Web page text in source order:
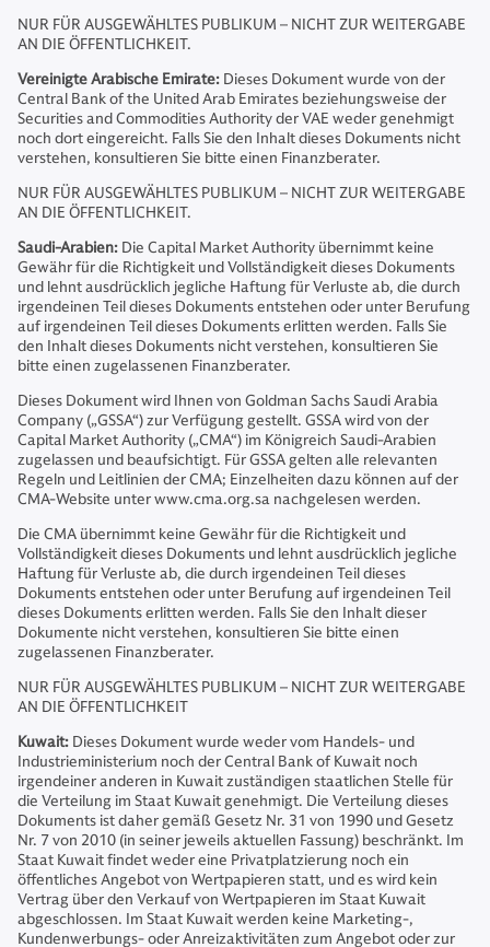
NUR FÜR AUSGEWÄHLTES PUBLIKUM – NICHT ZUR WEITERGABE
AN DIE ÖFFENTLICHKEIT.
Vereinigte Arabische Emirate: Dieses Dokument wurde von der
Central Bank of the United Arab Emirates beziehungsweise der
Securities and Commodities Authority der VAE weder genehmigt
noch dort eingereicht. Falls Sie den Inhalt dieses Dokuments nicht
verstehen, konsultieren Sie bitte einen Finanzberater.
NUR FÜR AUSGEWÄHLTES PUBLIKUM – NICHT ZUR WEITERGABE
AN DIE ÖFFENTLICHKEIT.
Saudi-Arabien: Die Capital Market Authority übernimmt keine
Gewähr für die Richtigkeit und Vollständigkeit dieses Dokuments
und lehnt ausdrücklich jegliche Haftung für Verluste ab, die durch
irgendeinen Teil dieses Dokuments entstehen oder unter Berufung
auf irgendeinen Teil dieses Dokuments erlitten werden. Falls Sie
den Inhalt dieses Dokuments nicht verstehen, konsultieren Sie
bitte einen zugelassenen Finanzberater.
Dieses Dokument wird Ihnen von Goldman Sachs Saudi Arabia
Company („GSSA“) zur Verfügung gestellt. GSSA wird von der
Capital Market Authority („CMA“) im Königreich Saudi-Arabien
zugelassen und beaufsichtigt. Für GSSA gelten alle relevanten
Regeln und Leitlinien der CMA; Einzelheiten dazu können auf der
CMA-Website unter www.cma.org.sa nachgelesen werden.
Die CMA übernimmt keine Gewähr für die Richtigkeit und
Vollständigkeit dieses Dokuments und lehnt ausdrücklich jegliche
Haftung für Verluste ab, die durch irgendeinen Teil dieses
Dokuments entstehen oder unter Berufung auf irgendeinen Teil
dieses Dokuments erlitten werden. Falls Sie den Inhalt dieser
Dokumente nicht verstehen, konsultieren Sie bitte einen
zugelassenen Finanzberater.
NUR FÜR AUSGEWÄHLTES PUBLIKUM – NICHT ZUR WEITERGABE
AN DIE ÖFFENTLICHKEIT
Kuwait: Dieses Dokument wurde weder vom Handels- und
Industrieministerium noch der Central Bank of Kuwait noch
irgendeiner anderen in Kuwait zuständigen staatlichen Stelle für
die Verteilung im Staat Kuwait genehmigt. Die Verteilung dieses
Dokuments ist daher gemäß Gesetz Nr. 31 von 1990 und Gesetz
Nr. 7 von 2010 (in seiner jeweils aktuellen Fassung) beschränkt. Im
Staat Kuwait findet weder eine Privatplatzierung noch ein
öffentliches Angebot von Wertpapieren statt, und es wird kein
Vertrag über den Verkauf von Wertpapieren im Staat Kuwait
abgeschlossen. Im Staat Kuwait werden keine Marketing-,
Kundenwerbungs- oder Anreizaktivitäten zum Angebot oder zur